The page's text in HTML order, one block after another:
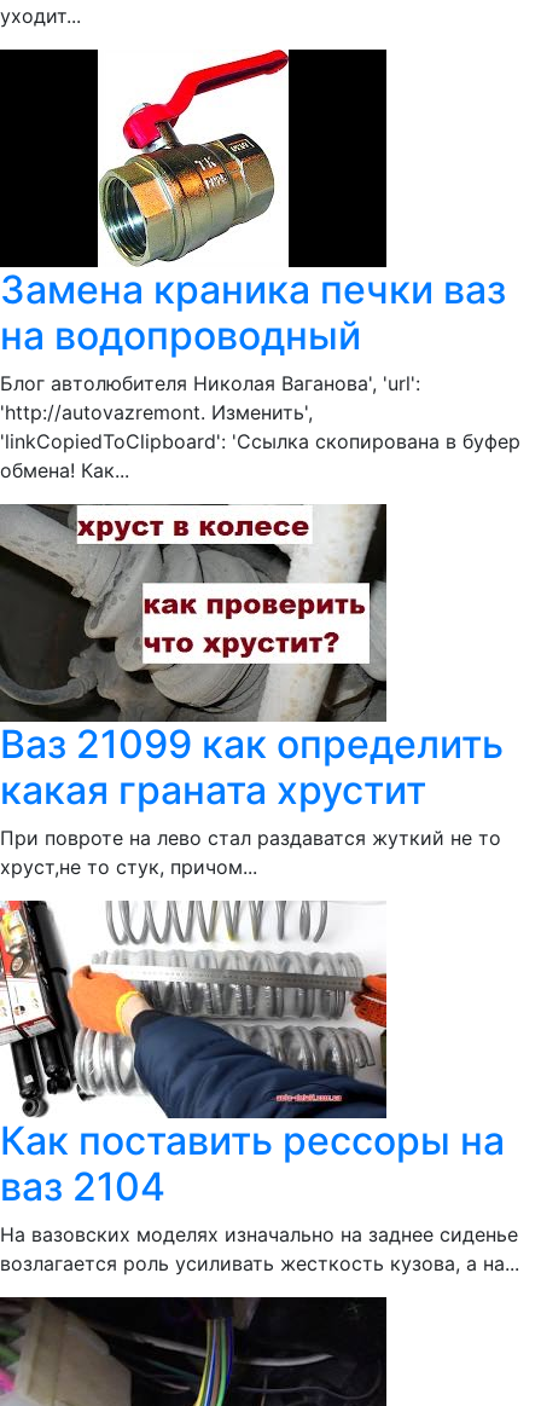
уходит...
Замена краника печки ваз
на водопроводный
Блог автолюбителя Николая Ваганова', 'url':
'http://autovazremont. Изменить',
'linkCopiedToClipboard': 'Ссылка скопирована в буфер
обмена! Как...
Ваз 21099 как определить
какая граната хрустит
При повроте на лево стал раздаватся жуткий не то
хруст,не то стук, причом...
Как поставить рессоры на
ваз 2104
На вазовских моделях изначально на заднее сиденье
возлагается роль усиливать жесткость кузова, а на...